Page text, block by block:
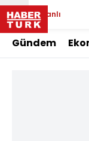
Canlı
Gündem